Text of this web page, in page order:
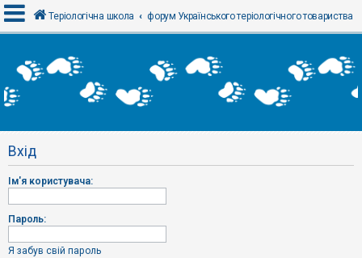
х
і
Р
є
т
р
а
і
Теріологічна школа форум Українського теріологічного товариства
Вхід
Ім'я користувача:
Пароль:
Я забув свій пароль